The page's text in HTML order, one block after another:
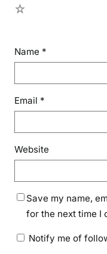
Name *
Email *
Website
Save my name,
for the next time I
Notify me of